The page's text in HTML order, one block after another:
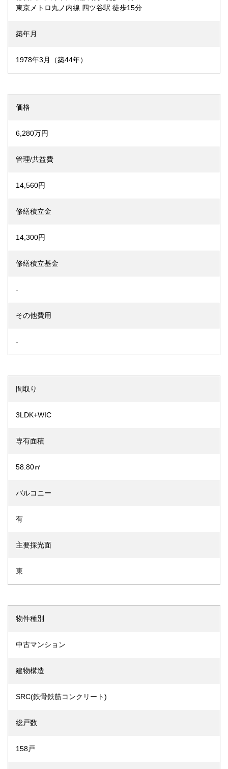
東京メトロ丸ノ内線 四ツ谷駅 徒歩15分
築年月
1978年3月（築44年）
価格
6,280万円
管理/共益費
14,560円
修繕積立金
14,300円
修繕積立基金
-
その他費用
-
間取り
3LDK+WIC
専有面積
58.80㎡
バルコニー
有
主要採光面
東
物件種別
中古マンション
建物構造
SRC(鉄骨鉄筋コンクリート)
総戸数
158戸